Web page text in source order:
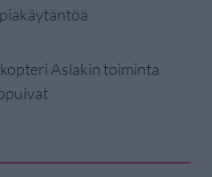
Aslakin toiminta